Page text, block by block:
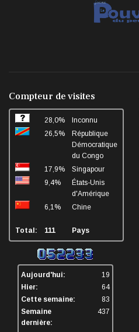
Compteur de visites
28,0%
Inconnu
26,5%
République
Démocratique
du Congo
17,9%
Singapour
9,4%
États-Unis
d'Amérique
6,1%
Chine
Total: 111 Pays
Aujourd'hui:
19
Hier:
64
Cette semaine:
83
Semaine
dernière:
437